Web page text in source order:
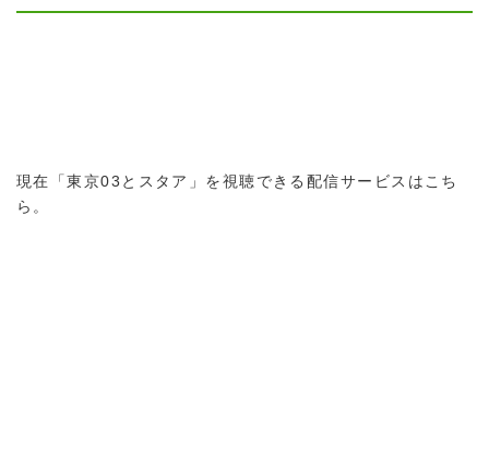
現在「東京03とスタア」を視聴できる配信サービスはこち
ら。